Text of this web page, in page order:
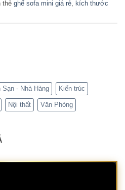
thẻ ghế sofa mini giá rẻ, kích thước
Sạn - Nhà Hàng Kiến trúc
Nội thất Văn Phòng